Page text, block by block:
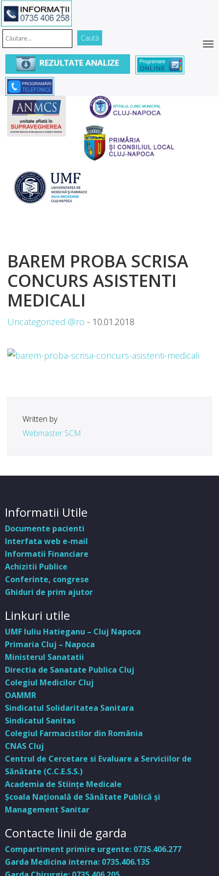
BAREM PROBA SCRISA
CONCURS ASISTENTI
MEDICALI
Uncategorized @ro - 10.01.2018
Written by
Webmaster SCM
Informatii Utile
Documente pacienti
Interfata web e-mail
Informatii Financiare
Achizitii Publice
Conferinte, congrese
Ghiduri de prim ajutor
Linkuri utile
UMF Iuliu Hatieganu – Cluj Napoca
Primaria Cluj – Napoca
Ministerul Sanatatii
Directia de Sanatate Publica Cluj
Colegiul Medicilor Cluj
OAMMR
Sindicatul Solidaritatea Sanitara
Sindicatul Sanitas
Colegiul Farmacistilor din România
CNAS Cluj
Centrul de Cercetare si Evaluare a Serviciilor de
Sănătate (C.C.E.S.S.)
Academia de Stiinţe Medicale
Şcoala Naţională de Sănătate Publică şi
Management Sanitar
Contacte linii de garda
Compartiment primire urgente: 0735.406.277
Garda Medicina interna: 0735.406.135